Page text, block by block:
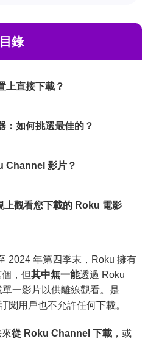
目錄
上直接下載？
：如何挑選最佳的？
Channel 影片？
上觀看您下載的 Roku 電影
2024 年第四季末，Roku 擁有
，但其中無一能透過 Roku
一影片以供離線觀看。是
閱用戶也不允許任何下載。
從 Roku Channel 下載 ，或